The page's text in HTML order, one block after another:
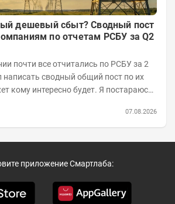
дешевый сбыт? Сводный пост
по отчетам РСБУ за Q2
почти все отчитались по РСБУ за 2
написать сводный общий пост по их
интересно будет. Я постараюсь
07.08.2026
приложение Смартлаба: